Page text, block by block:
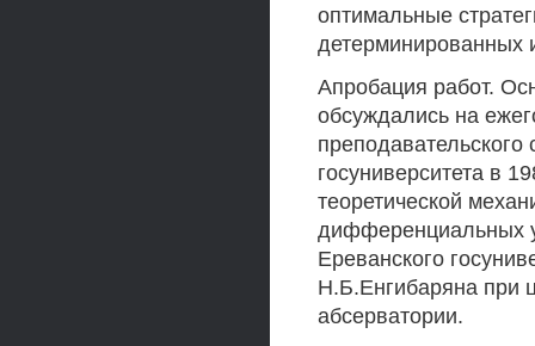
оптимальные
детерминированных
Апробация работ.
обсуждались на
преподавательского
госуниверситета в
теоретической
дифференциальных
Ереванского
Н.Б.Енгибаряна при
абсерватории.